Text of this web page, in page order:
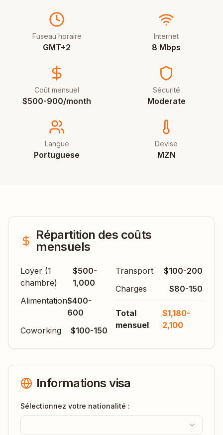
Fuseau horaire
GMT+2
Internet
8 Mbps
Coût mensuel
$500-900/month
Sécurité
Moderate
Langue
Portuguese
Devise
MZN
Répartition des coûts
mensuels
Loyer (1
chambre)
$500-
1,000
Alimentation$400-
600
Coworking
$100-150
Transport
$100-200
Charges
$80-150
Total
mensuel
$1,180-
2,100
Informations visa
Sélectionnez votre nationalité :